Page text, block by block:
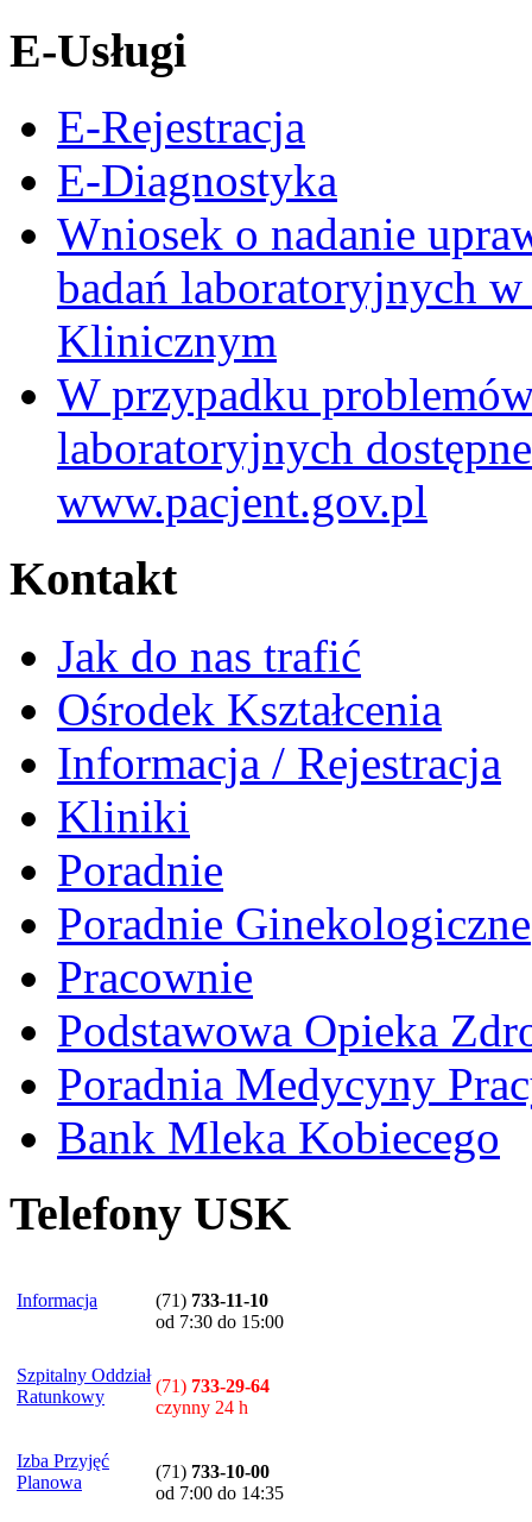
E-Usługi
E-Rejestracja
E-Diagnostyka
Wniosek o nadanie
badań laboratoryjnych
Klinicznym
W przypadku
laboratoryjnych
www.pacjent.gov.pl
Kontakt
Jak do nas trafić
Ośrodek Kształcenia
Informacja / Rejestracja
Kliniki
Poradnie
Poradnie Ginekologiczne
Pracownie
Podstawowa Opieka
Poradnia Medycyny
Bank Mleka Kobiecego
Telefony USK
Informacja (71) 733-11-10
od 7:30 do 15:00
Szpitalny Oddział
Ratunkowy
(71) 733-29-64
czynny 24 h
Izba Przyjęć
Planowa
(71) 733-10-00
od 7:00 do 14:35